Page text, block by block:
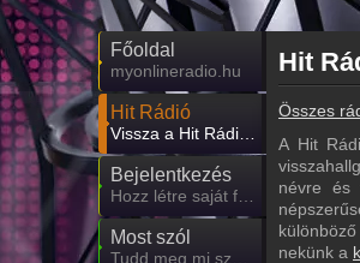
Főoldal
myonlineradio.hu
Hit Rádió
Bejelentkezés
Most szól
Hit
Összes
A Hit
névre és
nekünk a